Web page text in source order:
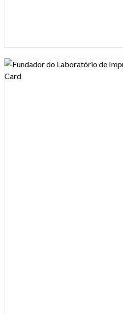
Design preview image